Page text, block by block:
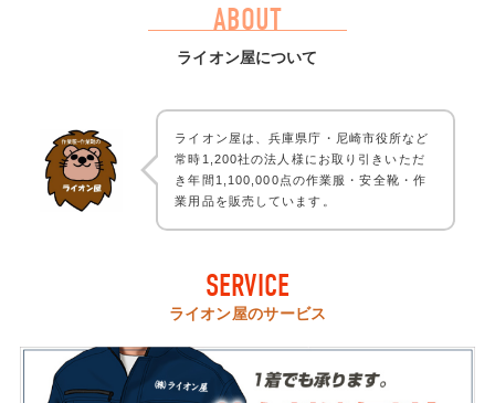
ABOUT
ライオン屋について
ライオン屋は、兵庫県庁・尼崎市役所など
常時1,200社の法人様にお取り引きいただ
き年間1,100,000点の作業服・安全靴・作
業用品を販売しています。
SERVICE
ライオン屋のサービス